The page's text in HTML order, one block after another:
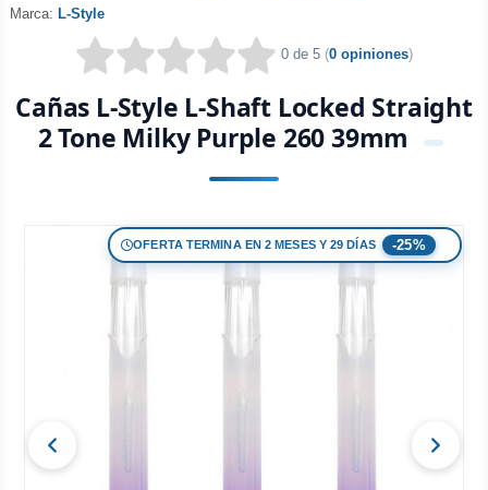
0 de 5 (0 opiniones)
Cañas L-Style L-Shaft Locked Straight
2 Tone Milky Purple 260 39mm
Marca: L-Style
OFERTA TERMINA EN 2 MESES Y 29 DÍAS -25%